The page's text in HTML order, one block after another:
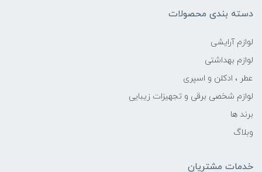
دسته بندی محصولات
لوازم آرایشی
لوازم بهداشتی
عطر ، ادکلن و اسپری
لوازم شخصی برقی و تجهیزات زیبایی
برند ها
وبلاگ
خدمات مشتریان